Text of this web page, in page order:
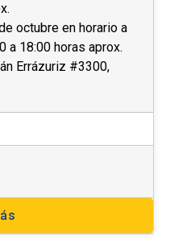
octubre en horario a
a 18:00 horas aprox.
Errázuriz #3300,